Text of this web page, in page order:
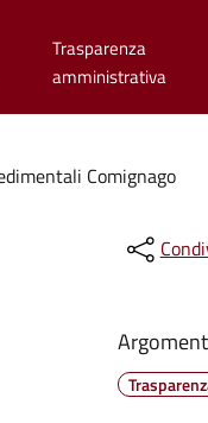
Trasparenza
amministrativa
Comignago